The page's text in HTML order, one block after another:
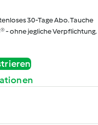
30-Tage Abo. Tauche
- ohne jegliche Verpflichtung.